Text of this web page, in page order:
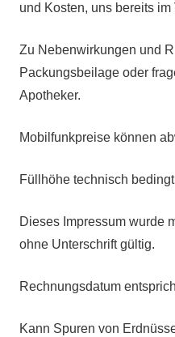
und Kosten, uns bereits
Zu Nebenwirkungen und
Packungsbeilage oder
Apotheker.
Mobilfunkpreise können
Füllhöhe technisch
Dieses Impressum wurde
ohne Unterschrift gültig.
Rechnungsdatum
Kann Spuren von